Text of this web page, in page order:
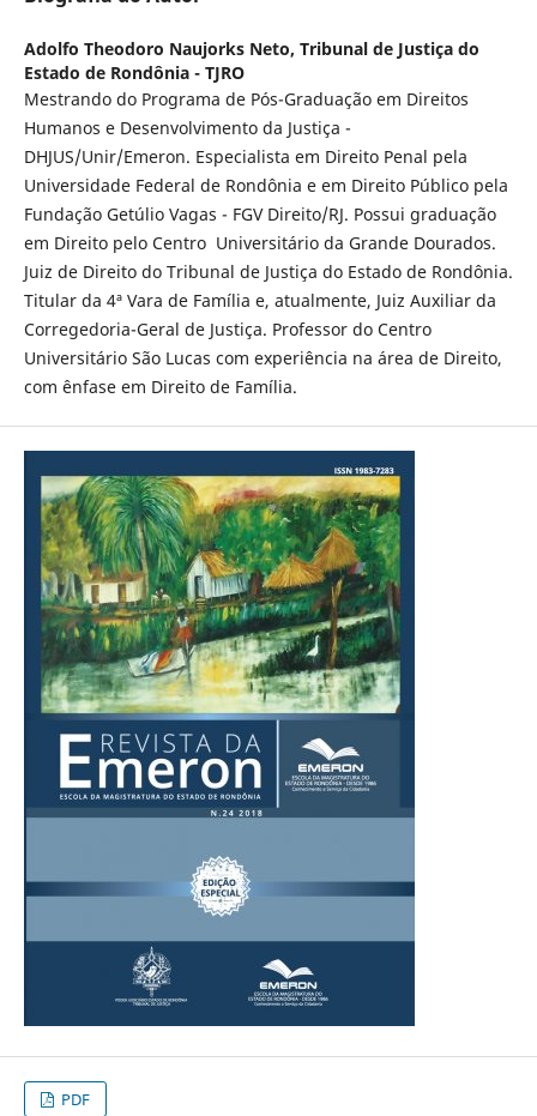
Adolfo Theodoro Naujorks Neto, Tribunal de Justiça do
Estado de Rondônia - TJRO
Mestrando do Programa de Pós-Graduação em Direitos
Humanos e Desenvolvimento da Justiça -
DHJUS/Unir/Emeron. Especialista em Direito Penal pela
Universidade Federal de Rondônia e em Direito Público pela
Fundação Getúlio Vagas - FGV Direito/RJ. Possui graduação
em Direito pelo Centro Universitário da Grande Dourados.
Juiz de Direito do Tribunal de Justiça do Estado de Rondônia.
Titular da 4ª Vara de Família e, atualmente, Juiz Auxiliar da
Corregedoria-Geral de Justiça. Professor do Centro
Universitário São Lucas com experiência na área de Direito,
com ênfase em Direito de Família.
PDF